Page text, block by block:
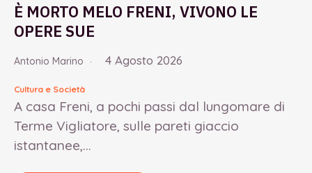
È MORTO MELO FRENI, VIVONO LE
OPERE SUE
Antonio Marino 4 Agosto 2026
Cultura e Società
A casa Freni, a pochi passi dal lungomare di
Terme Vigliatore, sulle pareti giaccio
istantanee,...